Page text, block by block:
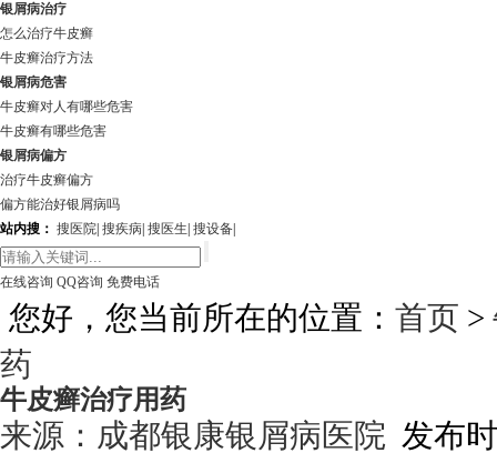
银屑病治疗
怎么治疗牛皮癣
牛皮癣治疗方法
银屑病危害
牛皮癣对人有哪些危害
牛皮癣有哪些危害
银屑病偏方
治疗牛皮癣偏方
偏方能治好银屑病吗
站内搜： 搜医院 搜疾病 搜医生 搜设备
在线咨询 QQ咨询 免费电话
您好，您当前所在的位置： 首页 >
药
牛皮癣治疗用药
来源： 成都银康银屑病医院 发布